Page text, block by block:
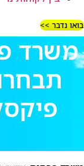
בואו נדבר >>